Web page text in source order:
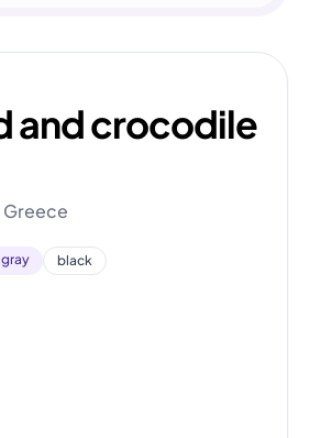
and crocodile
Greece
black